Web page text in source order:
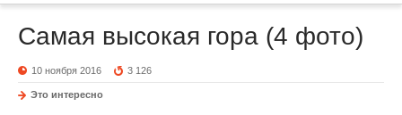
Самая высокая гора (4 фото)
10 ноября 2016 3 126
Это интересно